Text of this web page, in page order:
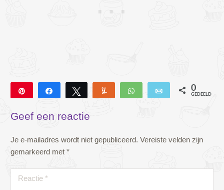
Deel Tweet Yum WhatsApp E-mail 0
GEDEELD
Geef een reactie
Je e-mailadres wordt niet gepubliceerd. Vereiste velden zijn
gemarkeerd met *